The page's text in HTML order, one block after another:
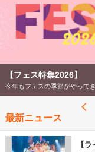
【フェス特集2026】
今年もフェスの季節がやってき
最新ニュース
【